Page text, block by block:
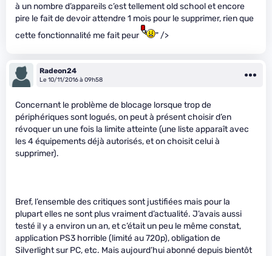
à un nombre d’appareils c’est tellement old school et encore
pire le fait de devoir attendre 1 mois pour le supprimer, rien que
cette fonctionnalité me fait peur
" />
Radeon24
Le 10/11/2016 à 09h58
Concernant le problème de blocage lorsque trop de
périphériques sont logués, on peut à présent choisir d’en
révoquer un une fois la limite atteinte (une liste apparaît avec
les 4 équipements déjà autorisés, et on choisit celui à
supprimer).
Bref, l’ensemble des critiques sont justifiées mais pour la
plupart elles ne sont plus vraiment d’actualité. J’avais aussi
testé il y a environ un an, et c’était un peu le même constat,
application PS3 horrible (limité au 720p), obligation de
Silverlight sur PC, etc. Mais aujourd’hui abonné depuis bientôt